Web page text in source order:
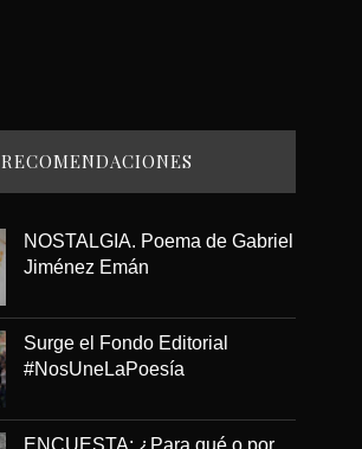
RECOMENDACIONES
NOSTALGIA. Poema de Gabriel
Jiménez Emán
Surge el Fondo Editorial
#NosUneLaPoesía